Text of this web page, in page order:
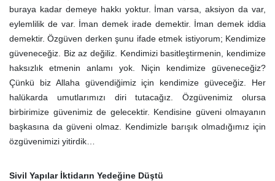
buraya kadar demeye hakkı yoktur. İman varsa, aksiyon da var,
eylemlilik de var. İman demek irade demektir. İman demek iddia
demektir. Özgüven derken şunu ifade etmek istiyorum; Kendimize
güveneceğiz. Biz az değiliz. Kendimizi basitleştirmenin, kendimize
haksızlık etmenin anlamı yok. Niçin kendimize güveneceğiz?
Çünkü biz Allaha güvendiğimiz için kendimize güveceğiz. Her
halükarda umutlarımızı diri tutacağız. Özgüvenimiz olursa
birbirimize güvenimiz de gelecektir. Kendisine güveni olmayanın
başkasına da güveni olmaz. Kendimizle barışık olmadığımız için
özgüvenimizi yitirdik…
Sivil Yapılar İktidarın Yedeğine Düştü